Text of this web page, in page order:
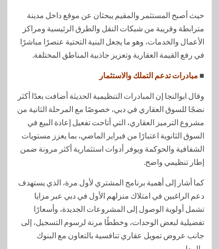
حيث أصبح المستثمر والمقيم يبحثان عن موقع داخل مدينة
مترابطة وقريبة من شبكات النقل والطرق الرئيسية ومراكز
الأعمال والخدمات، وهو ما يجعل البنية التحتية عنصرًا مباشرًا
في رفع القيمة العقارية وتعزيز جاذبية المناطق المختلفة.
■ مبادرات تدعم التملك والاستثمار
وقال ابوالنجا إن المبادرات التنظيمية الحديثة أضافت بعدًا أكثر
نضجًا للسوق العقاري في دبي، خصوصًا مع المرحلة الثانية من
مشروع الترميز العقاري، التي أتاحت تفعيل إعادة البيع في
السوق الثانوية اعتبارًا من فبراير الماضي، بما يعزز مستويات
الشفافية والحوكمة ويوفر أدوات استثمارية أكثر مرونة ضمن
إطار تنظيمي واضح.
كما أشار إلى أهمية برنامج المشتري لأول مرة، الذي يستهدف
دعم الراغبين في امتلاك منزلهم الأول في دبي عبر مزايا
تشمل أولوية الوصول إلى المشروعات الجديدة، وأسعارًا
تفضيلية لبعض الوحدات، وخططًا مرنة لرسوم التسجيل، إلى
جانب عروض تمويل عقاري تنافسية بالتعاون مع البنوك